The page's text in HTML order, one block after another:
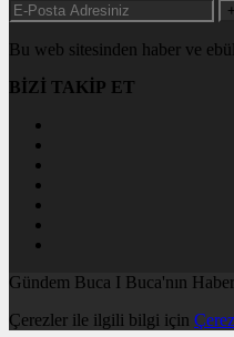
+
Bu web sitesinden haber ve
BİZİ TAKİP ET
Gündem Buca I Buca'nın
Çerezler ile ilgili bilgi için